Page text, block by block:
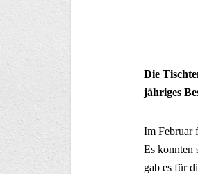
Die
jähriges
Im Februar
Es konnten
gab es für